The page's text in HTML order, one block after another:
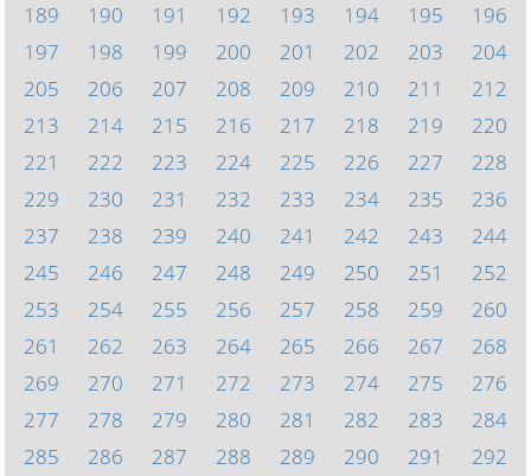
189
190 191 192 193 194 195
196
197
198 199 200 201 202 203
204
205
206 207 208 209 210 211
212
213
214 215 216 217 218 219
220
221
222 223 224 225 226 227
228
229
230 231 232 233 234 235
236
237
238 239 240 241 242 243
244
245
246 247 248 249 250 251
252
253
254 255 256 257 258 259
260
261
262 263 264 265 266 267
268
269
270 271 272 273 274 275
276
277
278 279 280 281 282 283
284
285
286 287 288 289 290 291
292